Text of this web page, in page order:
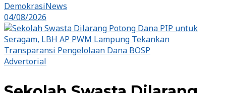
DemokrasiNews
04/08/2026
Advertorial